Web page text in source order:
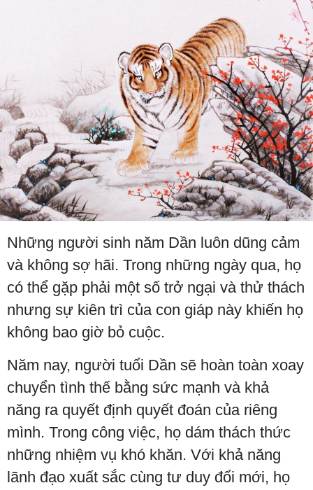
Những người sinh năm Dần luôn dũng cảm
và không sợ hãi. Trong những ngày qua, họ
có thể gặp phải một số trở ngại và thử thách
nhưng sự kiên trì của con giáp này khiến họ
không bao giờ bỏ cuộc.
Năm nay, người tuổi Dần sẽ hoàn toàn xoay
chuyển tình thế bằng sức mạnh và khả
năng ra quyết định quyết đoán của riêng
mình. Trong công việc, họ dám thách thức
những nhiệm vụ khó khăn. Với khả năng
lãnh đạo xuất sắc cùng tư duy đổi mới, họ